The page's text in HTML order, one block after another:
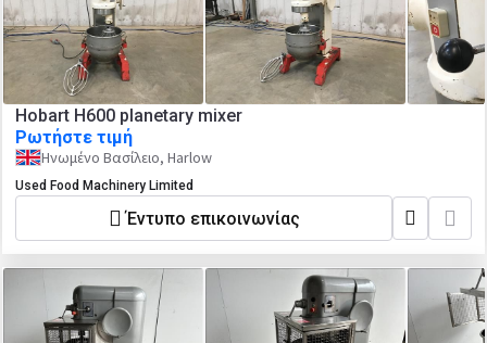
Hobart H600 planetary mixer
Ρωτήστε τιμή
Ηνωμένο Βασίλειο, Harlow
Used Food Machinery Limited
Έντυπο επικοινωνίας